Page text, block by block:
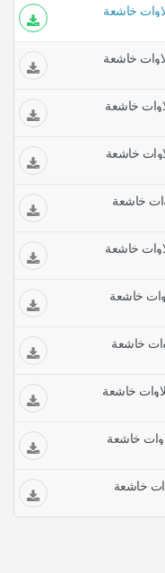
خاشعة
خاشعة
خاشعة
خاشعة
خاشعة
خاشعة
خاشعة
خاشعة
خاشعة
خاشعة
خاشعة